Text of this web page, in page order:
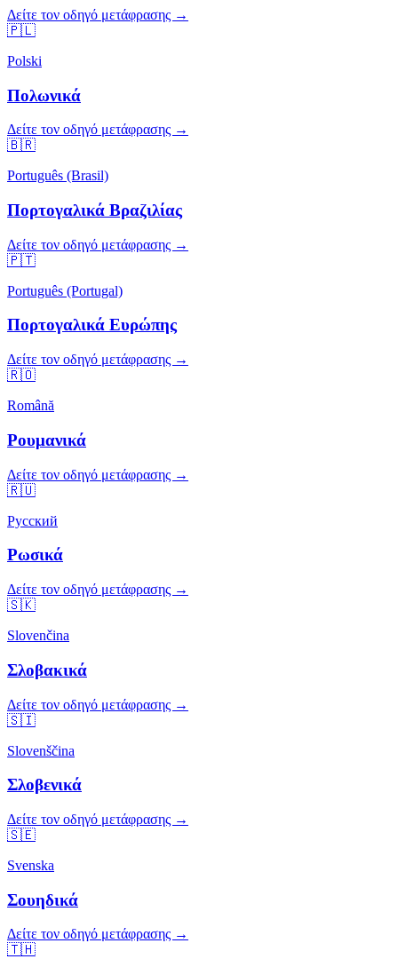
Δείτε τον οδηγό μετάφρασης →
🇵🇱
Polski
Πολωνικά
Δείτε τον οδηγό μετάφρασης →
🇧🇷
Português (Brasil)
Πορτογαλικά Βραζιλίας
Δείτε τον οδηγό μετάφρασης →
🇵🇹
Português (Portugal)
Πορτογαλικά Ευρώπης
Δείτε τον οδηγό μετάφρασης →
🇷🇴
Română
Ρουμανικά
Δείτε τον οδηγό μετάφρασης →
🇷🇺
Русский
Ρωσικά
Δείτε τον οδηγό μετάφρασης →
🇸🇰
Slovenčina
Σλοβακικά
Δείτε τον οδηγό μετάφρασης →
🇸🇮
Slovenščina
Σλοβενικά
Δείτε τον οδηγό μετάφρασης →
🇸🇪
Svenska
Σουηδικά
Δείτε τον οδηγό μετάφρασης →
🇹🇭